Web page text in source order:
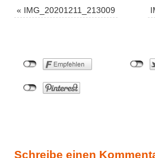
« IMG_20201211_213009
Schreibe einen